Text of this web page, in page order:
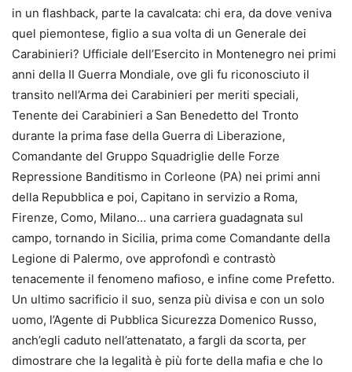
in un flashback, parte la cavalcata: chi era, da dove veniva
quel piemontese, figlio a sua volta di un Generale dei
Carabinieri? Ufficiale dell’Esercito in Montenegro nei primi
anni della II Guerra Mondiale, ove gli fu riconosciuto il
transito nell’Arma dei Carabinieri per meriti speciali,
Tenente dei Carabinieri a San Benedetto del Tronto
durante la prima fase della Guerra di Liberazione,
Comandante del Gruppo Squadriglie delle Forze
Repressione Banditismo in Corleone (PA) nei primi anni
della Repubblica e poi, Capitano in servizio a Roma,
Firenze, Como, Milano… una carriera guadagnata sul
campo, tornando in Sicilia, prima come Comandante della
Legione di Palermo, ove approfondì e contrastò
tenacemente il fenomeno mafioso, e infine come Prefetto.
Un ultimo sacrificio il suo, senza più divisa e con un solo
uomo, l’Agente di Pubblica Sicurezza Domenico Russo,
anch’egli caduto nell’attenatato, a fargli da scorta, per
dimostrare che la legalità è più forte della mafia e che lo